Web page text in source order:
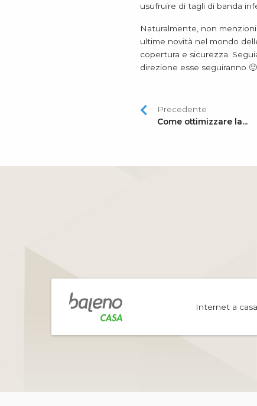
usufruire di tagli di banda
Naturalmente, non
ultime novità nel mondo
copertura e sicurezza.
direzione esse seguiranno 🙂
Precedente
Come ottimizzare la...
Internet a casa